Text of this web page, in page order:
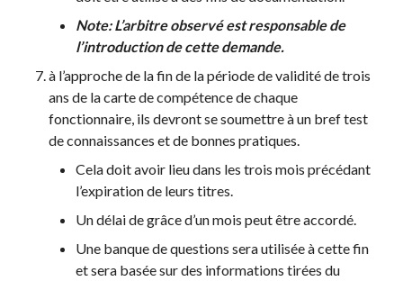
Note: L’arbitre observé est responsable de
l’introduction de cette demande.
à l’approche de la fin de la période de validité de trois
ans de la carte de compétence de chaque
fonctionnaire, ils devront se soumettre à un bref test
de connaissances et de bonnes pratiques.
Cela doit avoir lieu dans les trois mois précédant
l’expiration de leurs titres.
Un délai de grâce d’un mois peut être accordé.
Une banque de questions sera utilisée à cette fin
et sera basée sur des informations tirées du